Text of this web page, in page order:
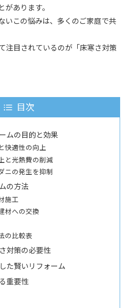
あります。
いこの悩みは、多くのご家庭で共
注目されているのが「床寒さ対策
目次
ムの目的と効果
快適性の向上
と光熱費の削減
ニの発生を抑制
の方法
施工
材への交換
の比較表
対策の必要性
た賢いリフォーム
重要性